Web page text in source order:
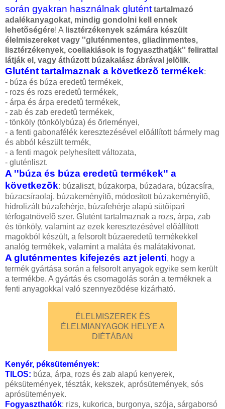
során gyakran használnak glutént tartalmazó
adalékanyagokat, mindig gondolni kell ennek
lehetõségére! A lisztérzékenyek számára készült
élelmiszereket vagy ''gluténmentes, gliadinmentes,
lisztérzékenyek, coeliakiások is fogyaszthatják'' felirattal
látják el, vagy áthúzott búzakalász ábrával jelölik.
Glutént tartalmaznak a következõ termékek:
- búza és búza eredetû termékek,
- rozs és rozs eredetû termékek,
- árpa és árpa eredetû termékek,
- zab és zab eredetû termékek,
- tönköly (tönkölybúza) és õrleményei,
- a fenti gabonafélék keresztezésével elõállított bármely mag
és abból készült termék,
- a fenti magok pelyhesített változata,
- gluténliszt.
A ''búza és búza eredetû termékek'' a
következõk: búzaliszt, búzakorpa, búzadara, búzacsíra,
búzacsíraolaj, búzakeményítõ, módosított búzakeményítõ,
hidrolizált búzafehérje, búzafehérje alapú sütõipari
térfogatnövelõ szer. Glutént tartalmaznak a rozs, árpa, zab
és tönköly, valamint az ezek keresztezésével elõállított
magokból készült, a felsorolt búzaeredetû termékekkel
analóg termékek, valamint a maláta és malátakivonat.
A gluténmentes kifejezés azt jelenti, hogy a
termék gyártása során a felsorolt anyagok egyike sem került
a termékbe. A gyártás és csomagolás során a terméknek a
fenti anyagokkal való szennyezõdése kizárható.
ÉLELMISZEREK ÉS
ÉLELMIANYAGOK HELYE A
DIÉTÁBAN
Kenyér, péksütemények:
TILOS: búza, árpa, rozs és zab alapú kenyerek,
péksütemények, tészták, kekszek, aprósütemények, sós
aprósütemények.
Fogyaszthatók: rizs, kukorica, burgonya, szója, sárgaborsó